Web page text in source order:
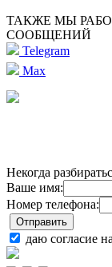
ТАКЖЕ МЫ
СООБЩЕНИЙ
Telegram
Max
Некогда
Ваше имя:
Номер телефона:
даю согласие на